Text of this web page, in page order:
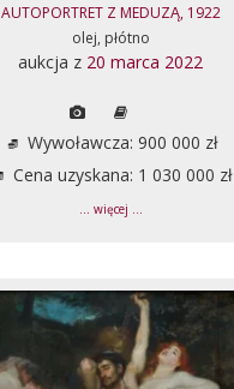
AUTOPORTRET Z MEDUZĄ, 1922
olej, płótno
aukcja z 20 marca 2022
Wywoławcza: 900 000 zł
Cena uzyskana: 1 030 000 zł
... więcej ...